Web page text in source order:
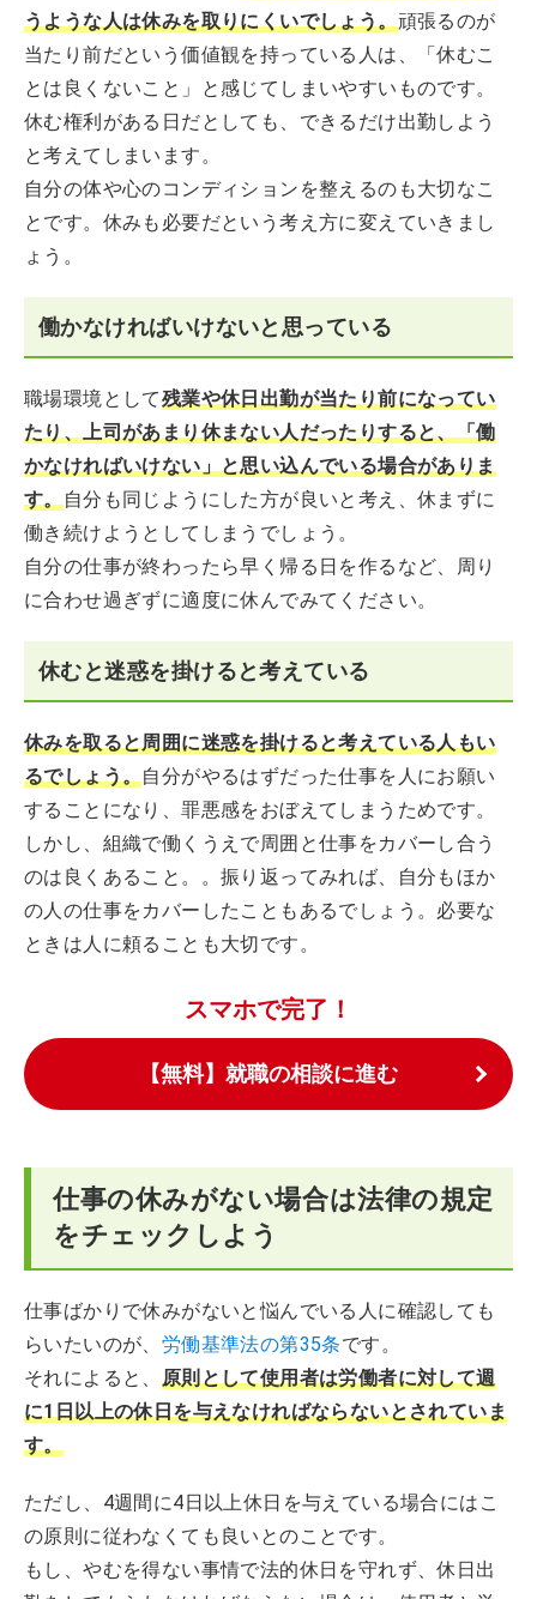
うような人は休みを取りにくいでしょう。頑張るのが
当たり前だという価値観を持っている人は、「休むこ
とは良くないこと」と感じてしまいやすいものです。
休む権利がある日だとしても、できるだけ出勤しよう
と考えてしまいます。
自分の体や心のコンディションを整えるのも大切なこ
とです。休みも必要だという考え方に変えていきまし
ょう。
働かなければいけないと思っている
職場環境として残業や休日出勤が当たり前になってい
たり、上司があまり休まない人だったりすると、「働
かなければいけない」と思い込んでいる場合がありま
す。自分も同じようにした方が良いと考え、休まずに
働き続けようとしてしまうでしょう。
自分の仕事が終わったら早く帰る日を作るなど、周り
に合わせ過ぎずに適度に休んでみてください。
休むと迷惑を掛けると考えている
休みを取ると周囲に迷惑を掛けると考えている人もい
るでしょう。自分がやるはずだった仕事を人にお願い
することになり、罪悪感をおぼえてしまうためです。
しかし、組織で働くうえで周囲と仕事をカバーし合う
のは良くあること。。振り返ってみれば、自分もほか
の人の仕事をカバーしたこともあるでしょう。必要な
ときは人に頼ることも大切です。
スマホで完了！
【無料】就職の相談に進む
仕事の休みがない場合は法律の規定
をチェックしよう
仕事ばかりで休みがないと悩んでいる人に確認しても
らいたいのが、 労働基準法の第35条です。
それによると、 原則として使用者は労働者に対して週
に1日以上の休日を与えなければならないとされていま
す。
ただし、4週間に4日以上休日を与えている場合にはこ
の原則に従わなくても良いとのことです。
もし、やむを得ない事情で法的休日を守れず、休日出